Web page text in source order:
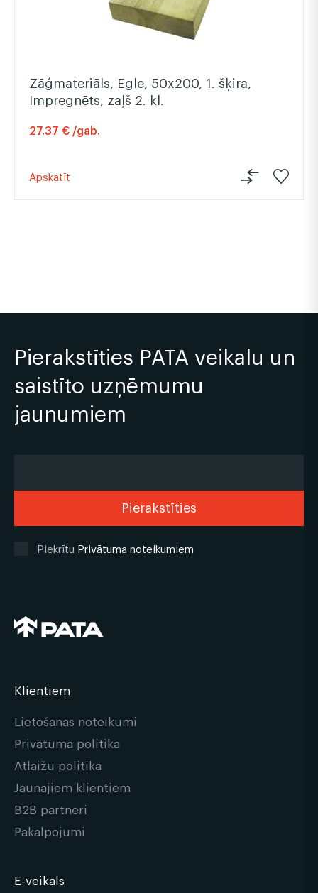
Zāģmateriāls, Egle, 50x200, 1. šķira,
Impregnēts, zaļš 2. kl.
27.37 € /gab.
Apskatīt
Pierakstīties PATA veikalu un
saistīto uzņēmumu
jaunumiem
Piekrītu Privātuma noteikumiem
Klientiem
Lietošanas noteikumi
Privātuma politika
Atlaižu politika
Jaunajiem klientiem
B2B partneri
Pakalpojumi
E-veikals